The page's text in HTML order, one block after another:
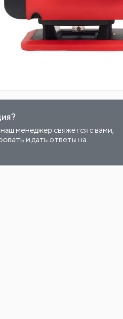
менеджер свяжется с вами,
и дать ответы на